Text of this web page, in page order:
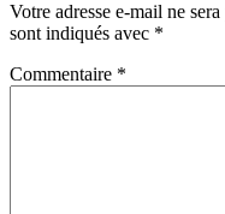
Votre adresse e-mail ne
sont indiqués avec *
Commentaire *